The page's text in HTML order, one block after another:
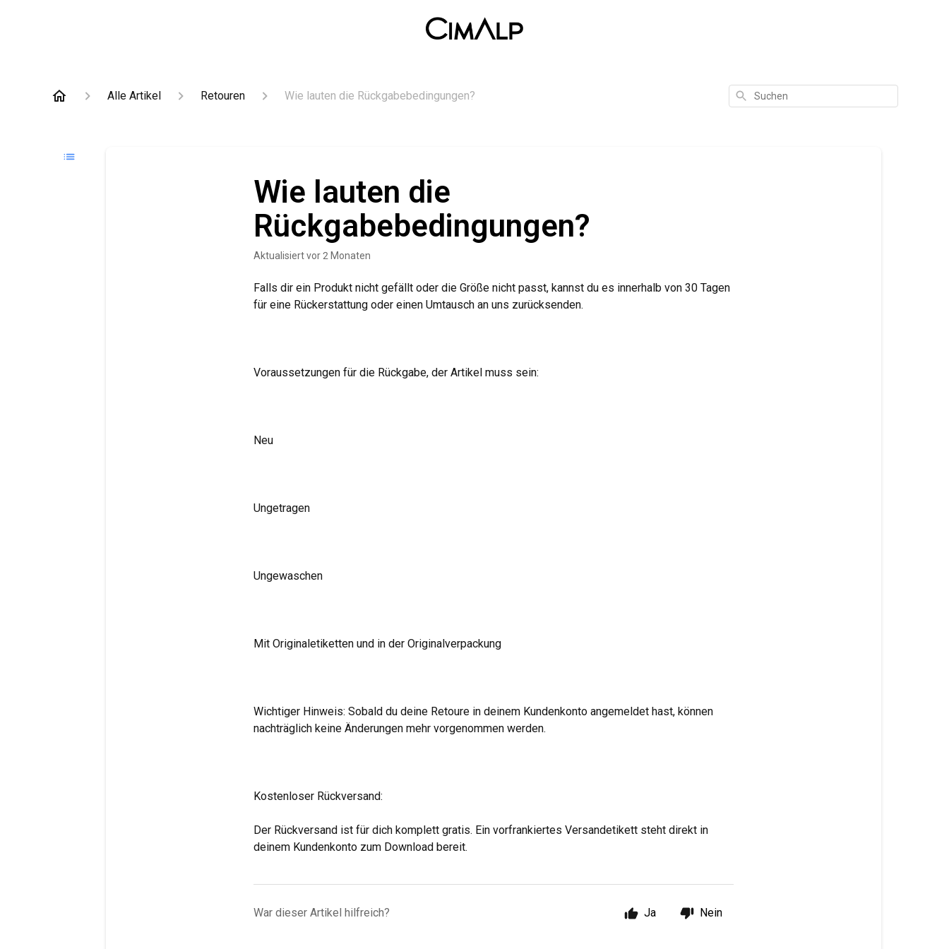
Alle Artikel Retouren Wie lauten die Rückgabebedingungen? Suchen
Wie lauten die
Rückgabebedingungen?
Aktualisiertvor 2 Monaten
Falls dir ein Produkt nicht gefällt oder die Größe nicht passt, kannst du es innerhalb von 30 Tagen
für eine Rückerstattung oder einen Umtausch an uns zurücksenden.
Voraussetzungen für die Rückgabe, der Artikel muss sein:
Neu
Ungetragen
Ungewaschen
Mit Originaletiketten und in der Originalverpackung
Wichtiger Hinweis: Sobald du deine Retoure in deinem Kundenkonto angemeldet hast, können
nachträglich keine Änderungen mehr vorgenommen werden.
Kostenloser Rückversand:
Der Rückversand ist für dich komplett gratis. Ein vorfrankiertes Versandetikett steht direkt in
deinem Kundenkonto zum Download bereit.
War dieser Artikel hilfreich? Ja Nein